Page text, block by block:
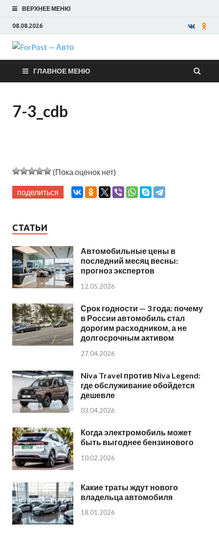
ВЕРХНЕЕ МЕНЮ
08.08.2026
ForPost —
Авто
ГЛАВНОЕ МЕНЮ
7-3_cdb
(Пока оценок нет)
поделиться
СТАТЬИ
Автомобильные цены в
последний месяц весны:
прогноз экспертов
12.05.2026
Срок годности — 3 года: почему
в России автомобиль стал
дорогим расходником, а не
долгосрочным активом
27.04.2026
Niva Travel против Niva Legend:
где обслуживание обойдется
дешевле
03.04.2026
Когда электромобиль может
быть выгоднее бензинового
10.02.2026
Какие траты ждут нового
владельца автомобиля
18.01.2026